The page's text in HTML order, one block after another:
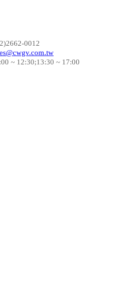
0012
~ 12:30;13:30 ~ 17:00